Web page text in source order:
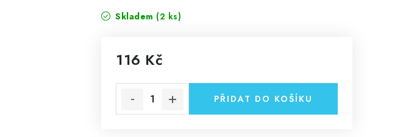
Skladem (2 ks)
116 Kč
PŘIDAT DO KOŠÍKU